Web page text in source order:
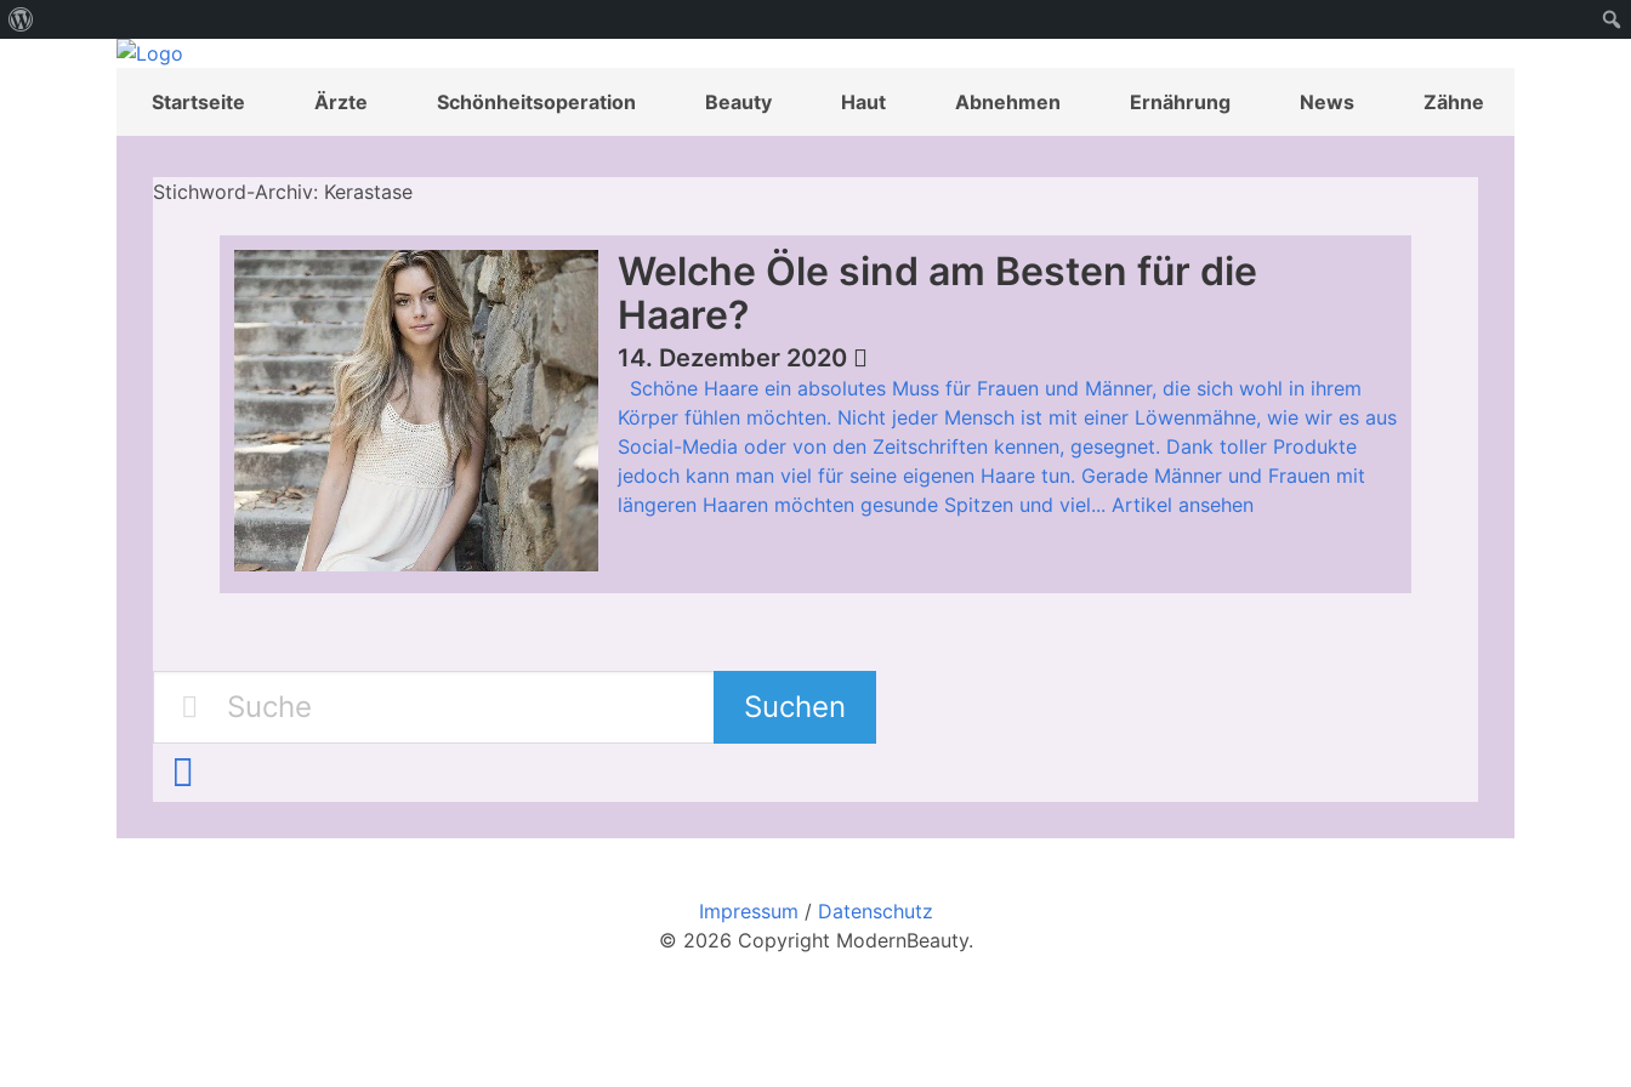
Startseite Ärzte Schönheitsoperation Beauty Haut Abnehmen Ernährung News Zähne
Stichword-Archiv: Kerastase
Welche Öle sind am Besten für die
Haare?
14. Dezember 2020
Schöne Haare ein absolutes Muss für Frauen und Männer, die sich wohl in ihrem
Körper fühlen möchten. Nicht jeder Mensch ist mit einer Löwenmähne, wie wir es aus
Social-Media oder von den Zeitschriften kennen, gesegnet. Dank toller Produkte
jedoch kann man viel für seine eigenen Haare tun. Gerade Männer und Frauen mit
längeren Haaren möchten gesunde Spitzen und viel... Artikel ansehen
Suchen
Impressum / Datenschutz
© 2026 Copyright ModernBeauty.